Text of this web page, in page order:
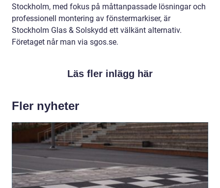
Stockholm, med fokus på måttanpassade lösningar och
professionell montering av fönstermarkiser, är
Stockholm Glas & Solskydd ett välkänt alternativ.
Företaget når man via sgos.se.
Läs fler inlägg här
Fler nyheter